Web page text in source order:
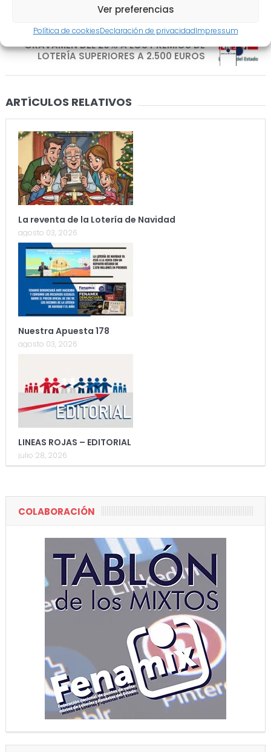
Ver preferencias
Política de cookiesDeclaración de privacidadImpressum
Siguiente
GRAVAMEN DEL 20% A LOS PREMIOS DE
LOTERÍA SUPERIORES A 2.500 EUROS
ARTÍCULOS RELATIVOS
La reventa de la Lotería de Navidad
agosto 03, 2026
Nuestra Apuesta 178
agosto 03, 2026
LINEAS ROJAS – EDITORIAL
julio 28, 2026
COLABORACIÓN